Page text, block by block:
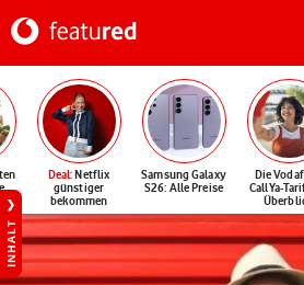
Deal: Netflix
günstiger
bekommen
Samsung Galaxy
S26: Alle Preise
Die
CallYa-
INHALT